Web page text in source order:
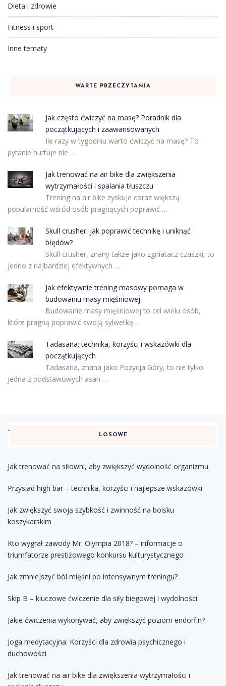
Dieta i zdrowie
Fitness i sport
Inne tematy
WARTE PRZECZYTANIA
Jak często ćwiczyć na masę? Poradnik dla
początkujących i zaawansowanych
Ile razy w tygodniu warto ćwiczyć na masę? To
pytanie nurtuje nie …
Jak trenować na air bike dla zwiększenia
wytrzymałości i spalania tłuszczu
Trening na air bike zyskuje coraz większą
popularność wśród osób pragnących poprawić …
Skull crusher: jak poprawić technikę i uniknąć
błędów?
Skull crusher, znany także jako zgniatacz czaszki, to
jedno z najbardziej efektywnych …
Jak efektywnie trening masowy pomaga w
budowaniu masy mięśniowej
Budowanie masy mięśniowej to cel wielu osób,
które pragną poprawić swoją sylwetkę …
Tadasana: technika, korzyści i wskazówki dla
początkujących
Tadasana, znana jako Pozycja Góry, to nie tylko
jedna z podstawowych asan …
LOSOWE
Jak trenować na siłowni, aby zwiększyć wydolność organizmu
Przysiad high bar – technika, korzyści i najlepsze wskazówki
Jak zwiększyć swoją szybkość i zwinność na boisku
koszykarskim
Kto wygrał zawody Mr. Olympia 2018? – informacje o
triumfatorze prestiżowego konkursu kulturystycznego
Jak zmniejszyć ból mięśni po intensywnym treningu?
Skip B – kluczowe ćwiczenie dla siły biegowej i wydolności
Jakie ćwiczenia wykonywać, aby zwiększyć poziom endorfin?
Joga medytacyjna: Korzyści dla zdrowia psychicznego i
duchowości
Jak trenować na air bike dla zwiększenia wytrzymałości i